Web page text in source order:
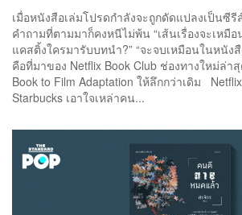
เมื่อหนังสือเล่มโปรดกำลังจะถูกดัดแปลงเป็นซี
คำถามที่ตามมาก็คงหนีไม่พ้น “เส้นเรื่องจะเหมือ
แคสติ้งใครมารับบทนำ?” “จะจบเหมือนในหนัง
คือที่มาของ Netflix Book Club ช่องทางใหม่ล่า
Book to Film Adaptation ให้ลึกกว่าเดิม
Starbucks เอาใจเหล่าคน...